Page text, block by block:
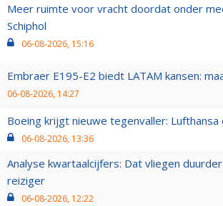
Meer ruimte voor vracht doordat onder
Schiphol
06-08-2026, 15:16
Embraer E195-E2 biedt LATAM kansen:
06-08-2026, 14:27
Boeing krijgt nieuwe tegenvaller:
06-08-2026, 13:36
Analyse kwartaalcijfers: Dat vliegen
reiziger
06-08-2026, 12:22